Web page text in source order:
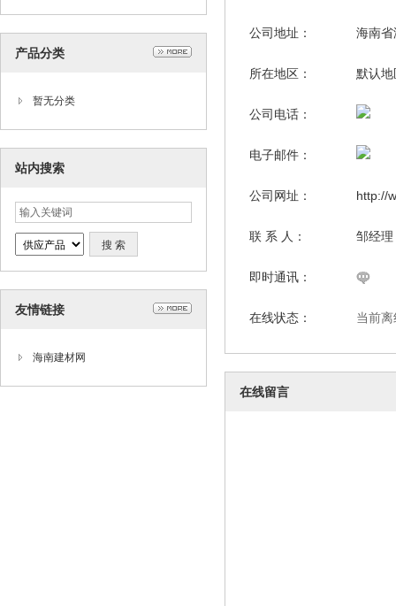
产品分类
暂无分类
站内搜索
友情链接
海南建材网
公司地址： 海南
所在地区： 默认地
公司电话：
电子邮件：
公司网址： http://
联 系 人： 邹经
即时通讯：
在线状态： 当前离
在线留言